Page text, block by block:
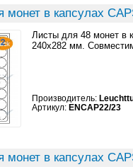
монет в капсулах
Листы для 48 монет в
240x282 мм.
Производитель:
Артикул: ENCAP22/23
монет в капсулах